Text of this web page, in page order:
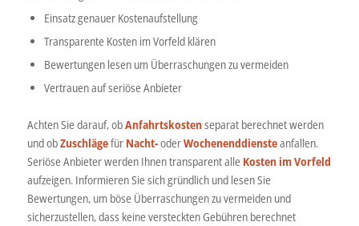
Einsatz genauer Kostenaufstellung
Transparente Kosten im Vorfeld klären
Bewertungen lesen um Überraschungen zu vermeiden
Vertrauen auf seriöse Anbieter
Achten Sie darauf, obAnfahrtskostenseparat berechnet werden
und obZuschlägefür Nacht-oderWochenenddiensteanfallen.
Seriöse Anbieter werden Ihnen transparent alle Kosten im Vorfeld
aufzeigen. Informieren Sie sich gründlich und lesen Sie
Bewertungen, um böse Überraschungen zu vermeiden und
sicherzustellen, dass keine versteckten Gebühren berechnet